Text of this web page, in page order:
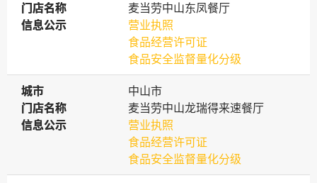
门店名称
门店名称
麦当劳中山东凤餐厅
信息公示
信息公示
营业执照
食品经营许可证
食品安全监督量化分级
城市
城市
中山市
门店名称
门店名称
麦当劳中山龙瑞得来速餐厅
信息公示
信息公示
营业执照
食品经营许可证
食品安全监督量化分级